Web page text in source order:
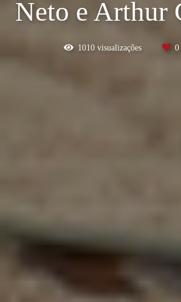
Neto e Arthur
1010 visualizações 0